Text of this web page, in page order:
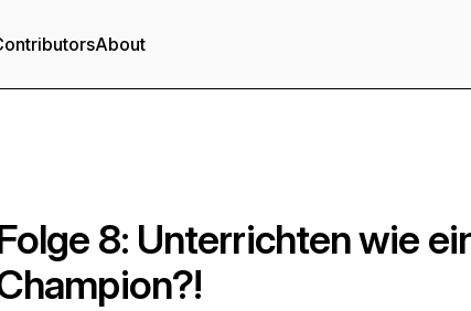
About
8: Unterrichten wie